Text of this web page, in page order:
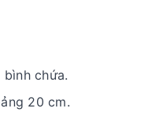
chứa.
20 cm.